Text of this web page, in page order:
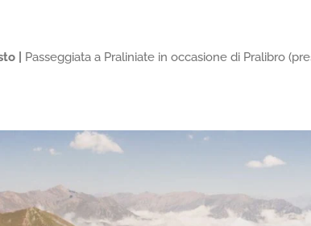
| Passeggiata a Praliniate in occasione di Pralibro